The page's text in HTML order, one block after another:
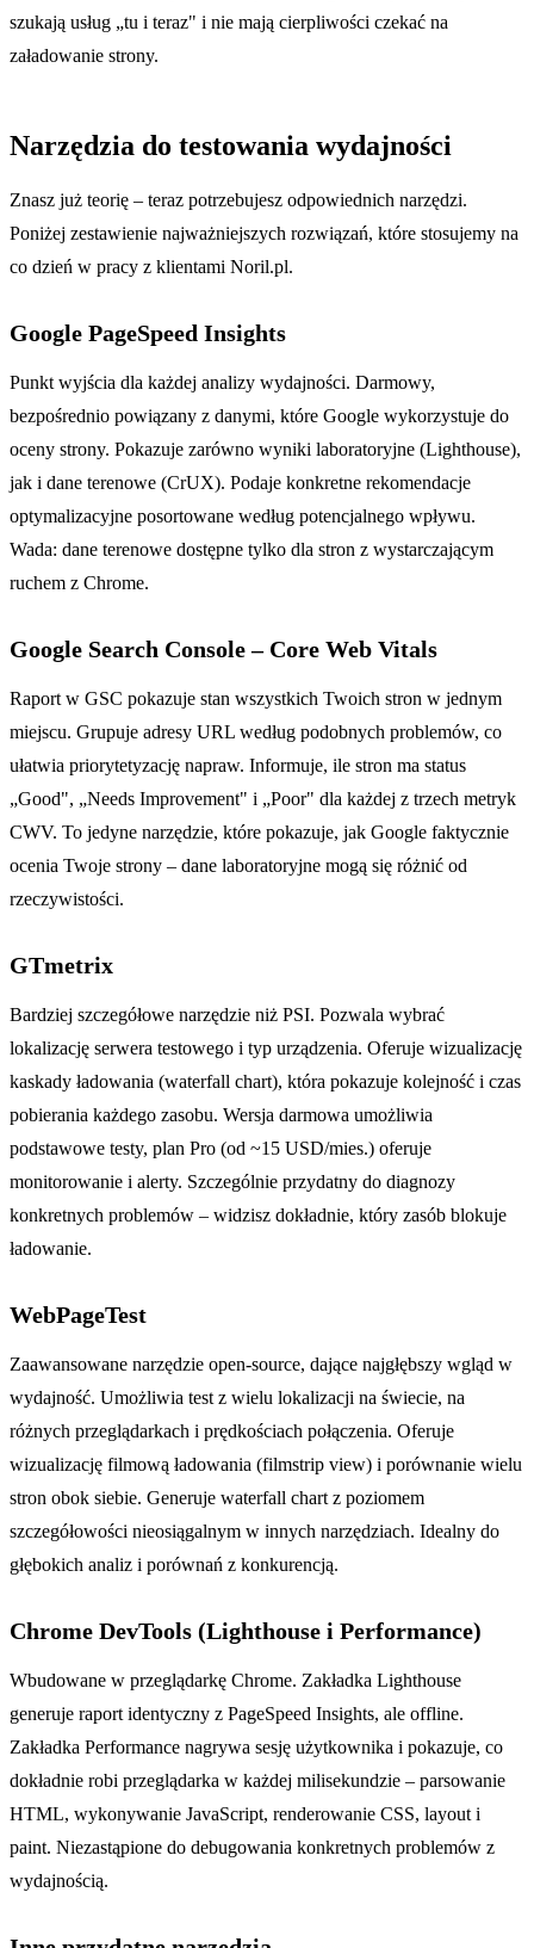
szukają usług „tu i teraz" i nie mają cierpliwości czekać na
załadowanie strony.
Narzędzia do testowania wydajności
Znasz już teorię – teraz potrzebujesz odpowiednich narzędzi.
Poniżej zestawienie najważniejszych rozwiązań, które stosujemy na
co dzień w pracy z klientami Noril.pl.
Google PageSpeed Insights
Punkt wyjścia dla każdej analizy wydajności. Darmowy,
bezpośrednio powiązany z danymi, które Google wykorzystuje do
oceny strony. Pokazuje zarówno wyniki laboratoryjne (Lighthouse),
jak i dane terenowe (CrUX). Podaje konkretne rekomendacje
optymalizacyjne posortowane według potencjalnego wpływu.
Wada: dane terenowe dostępne tylko dla stron z wystarczającym
ruchem z Chrome.
Google Search Console – Core Web Vitals
Raport w GSC pokazuje stan wszystkich Twoich stron w jednym
miejscu. Grupuje adresy URL według podobnych problemów, co
ułatwia priorytetyzację napraw. Informuje, ile stron ma status
„Good", „Needs Improvement" i „Poor" dla każdej z trzech metryk
CWV. To jedyne narzędzie, które pokazuje, jak Google faktycznie
ocenia Twoje strony – dane laboratoryjne mogą się różnić od
rzeczywistości.
GTmetrix
Bardziej szczegółowe narzędzie niż PSI. Pozwala wybrać
lokalizację serwera testowego i typ urządzenia. Oferuje wizualizację
kaskady ładowania (waterfall chart), która pokazuje kolejność i czas
pobierania każdego zasobu. Wersja darmowa umożliwia
podstawowe testy, plan Pro (od ~15 USD/mies.) oferuje
monitorowanie i alerty. Szczególnie przydatny do diagnozy
konkretnych problemów – widzisz dokładnie, który zasób blokuje
ładowanie.
WebPageTest
Zaawansowane narzędzie open-source, dające najgłębszy wgląd w
wydajność. Umożliwia test z wielu lokalizacji na świecie, na
różnych przeglądarkach i prędkościach połączenia. Oferuje
wizualizację filmową ładowania (filmstrip view) i porównanie wielu
stron obok siebie. Generuje waterfall chart z poziomem
szczegółowości nieosiągalnym w innych narzędziach. Idealny do
głębokich analiz i porównań z konkurencją.
Chrome DevTools (Lighthouse i Performance)
Wbudowane w przeglądarkę Chrome. Zakładka Lighthouse
generuje raport identyczny z PageSpeed Insights, ale offline.
Zakładka Performance nagrywa sesję użytkownika i pokazuje, co
dokładnie robi przeglądarka w każdej milisekundzie – parsowanie
HTML, wykonywanie JavaScript, renderowanie CSS, layout i
paint. Niezastąpione do debugowania konkretnych problemów z
wydajnością.